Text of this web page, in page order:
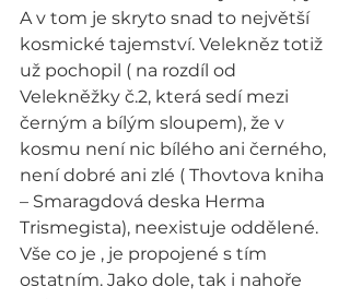
A v tom je skryto snad to největší
kosmické tajemství. Velekněz totiž
už pochopil ( na rozdíl od
Velekněžky č.2, která sedí mezi
černým a bílým sloupem), že v
kosmu není nic bílého ani černého,
není dobré ani zlé ( Thovtova kniha
– Smaragdová deska Herma
Trismegista), neexistuje oddělené.
Vše co je , je propojené s tím
ostatním. Jako dole, tak i nahoře